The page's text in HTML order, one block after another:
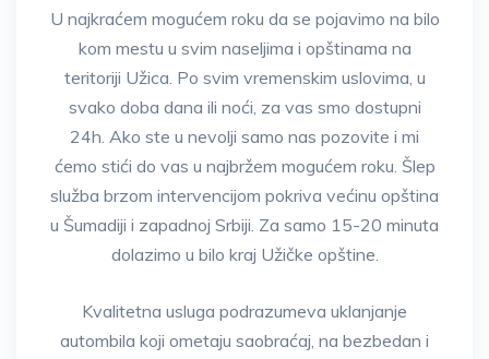
U najkraćem mogućem roku da se pojavimo na bilo
kom mestu u svim naseljima i opštinama na
teritoriji Užica. Po svim vremenskim uslovima, u
svako doba dana ili noći, za vas smo dostupni
24h. Ako ste u nevolji samo nas pozovite i mi
ćemo stići do vas u najbržem mogućem roku. Šlep
služba brzom intervencijom pokriva većinu opština
u Šumadiji i zapadnoj Srbiji. Za samo 15-20 minuta
dolazimo u bilo kraj Užičke opštine.
Kvalitetna usluga podrazumeva uklanjanje
autombila koji ometaju saobraćaj, na bezbedan i